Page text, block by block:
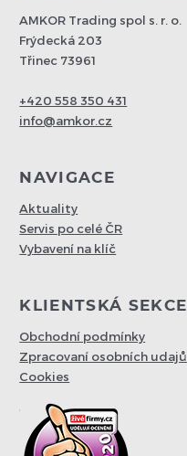
AMKOR Trading spol s. r. o.
Frýdecká 203
Třinec 73961
+420 558 350 431
info@amkor.cz
NAVIGACE
Aktuality
Servis po celé ČR
Vybavení na klíč
KLIENTSKÁ SEKCE
Obchodní podmínky
Zpracovaní osobních udajů
Cookies